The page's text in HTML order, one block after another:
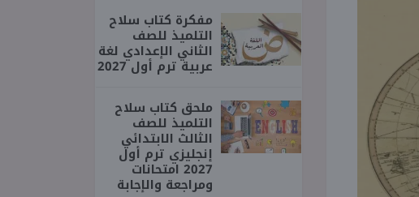
مفكرة كتاب سلاح
التلميذ للصف
الثاني الإعدادي لغة
عربية ترم أول 2027
ملحق كتاب سلاح
التلميذ للصف
الثالث الابتدائي
إنجليزي ترم أول
2027 امتحانات
ومراجعة والإجابة